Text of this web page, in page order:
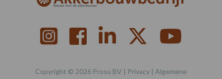
Copyright © 2026 Prosu BV | Privacy | Algemene